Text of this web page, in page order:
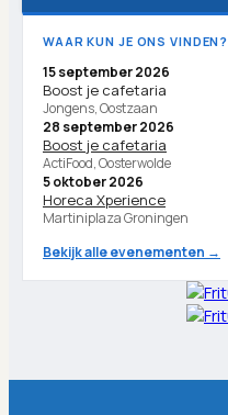
WAAR KUN JE ONS VINDEN?
15 september 2026
Boost je cafetaria
Jongens, Oostzaan
28 september 2026
Boost je cafetaria
ActiFood, Oosterwolde
5 oktober 2026
Horeca Xperience
Martiniplaza Groningen
Bekijk alle evenementen →